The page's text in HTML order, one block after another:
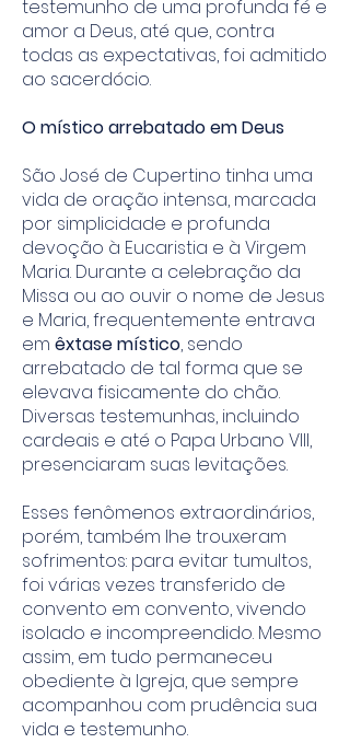
testemunho de uma profunda fé e
amor a Deus, até que, contra
todas as expectativas, foi admitido
ao sacerdócio.
O místico arrebatado em Deus
São José de Cupertino tinha uma
vida de oração intensa, marcada
por simplicidade e profunda
devoção à Eucaristia e à Virgem
Maria. Durante a celebração da
Missa ou ao ouvir o nome de Jesus
e Maria, frequentemente entrava
em êxtase místico, sendo
arrebatado de tal forma que se
elevava fisicamente do chão.
Diversas testemunhas, incluindo
cardeais e até o Papa Urbano VIII,
presenciaram suas levitações.
Esses fenômenos extraordinários,
porém, também lhe trouxeram
sofrimentos: para evitar tumultos,
foi várias vezes transferido de
convento em convento, vivendo
isolado e incompreendido. Mesmo
assim, em tudo permaneceu
obediente à Igreja, que sempre
acompanhou com prudência sua
vida e testemunho.